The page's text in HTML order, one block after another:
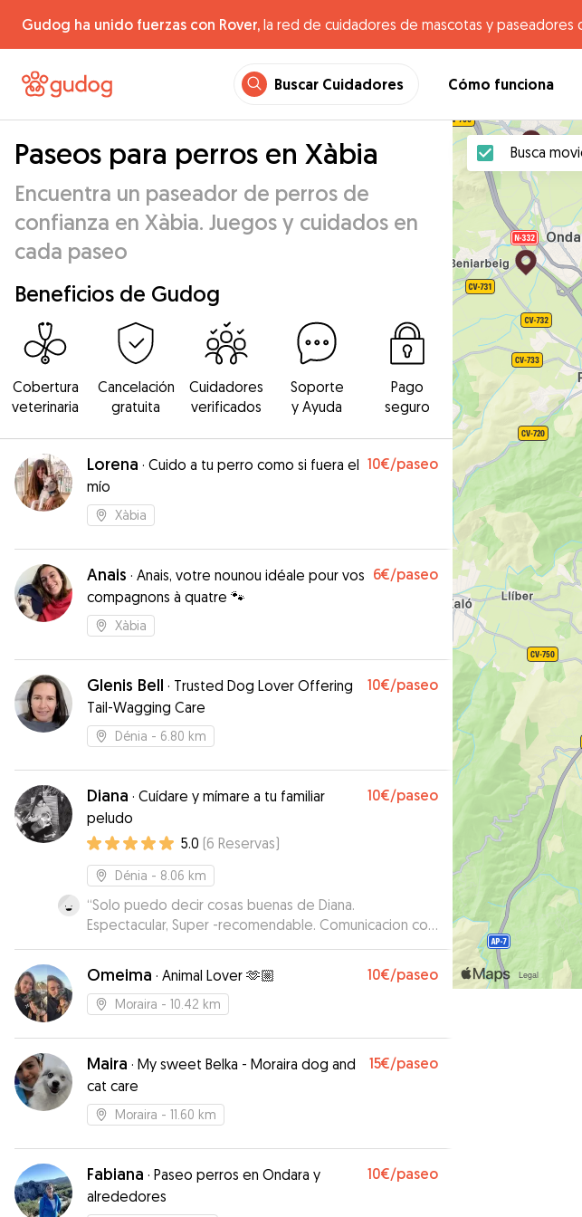
Gudog ha unido fuerzas con Rover, la red de cuidadores de mascotas y
Buscar Cuidadores Cómo funciona
Paseos para perros en Xàbia
Encuentra un paseador de perros de
confianza en Xàbia. Juegos y cuidados en
cada paseo
Beneficios de Gudog
Cobertura
veterinaria
Cancelación
gratuita
Cuidadores
verificados
Soporte
y Ayuda
Pago
seguro
Lorena · Cuido a tu perro como si fuera el
mío
10€/paseo
Xàbia
Anais · Anais, votre nounou idéale pour vos
compagnons à quatre 🐾
6€/paseo
Xàbia
Glenis Bell · Trusted Dog Lover Offering
Tail-Wagging Care
10€/paseo
Dénia - 6.80 km
Diana · Cuídare y mímare a tu familiar
peludo
10€/paseo
5.0 (6 Reservas)
Dénia - 8.06 km
“Solo puedo decir cosas buenas de Diana.
Espectacular, Super -recomendable. Comunicacion con
Diana excelente.”
Omeima · Animal Lover 🫶🏼 10€/paseo
Moraira - 10.42 km
Maira · My sweet Belka - Moraira dog and
cat care
15€/paseo
Moraira - 11.60 km
Fabiana · Paseo perros en Ondara y
alrededores
10€/paseo
Busca